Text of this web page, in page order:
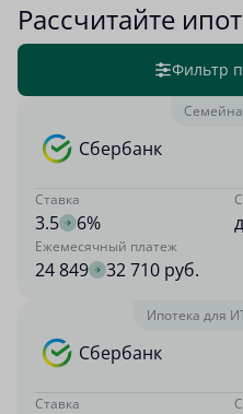
Рассчитайте
Фильтр
Сбербанк
Ставка
3.5 6%
Ежемесячный платеж
24 849 32 710 руб.
Ипотека для
Сбербанк
Ставка